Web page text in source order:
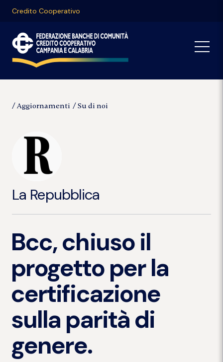
Credito Cooperativo
Aggiornamenti Su di noi
La Repubblica
Bcc, chiuso il
progetto per la
certificazione
sulla parità di
genere.